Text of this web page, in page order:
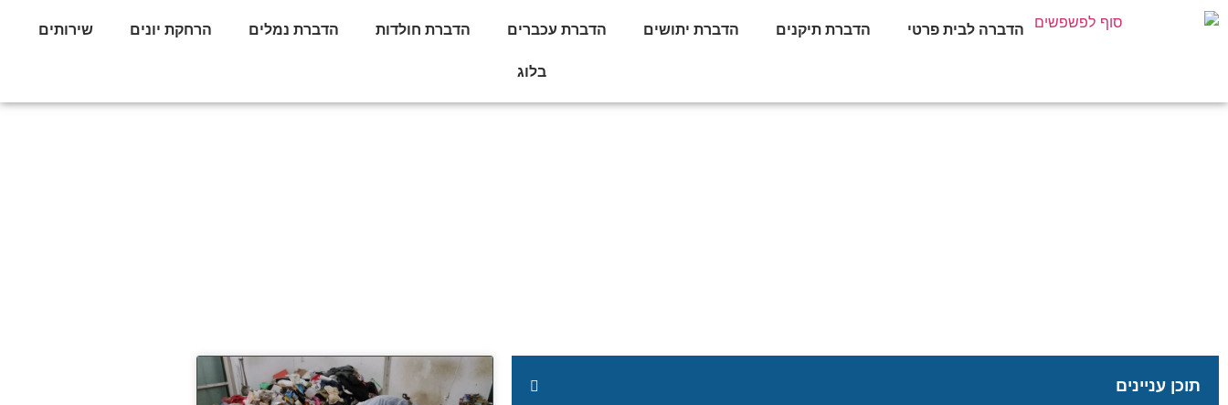
הדברה לבית פרטי הדברת תיקנים הדברת יתושים הדברת עכברים הדברת חולדות הדברת נמלים הרחקת יונים שירותים
בלוג
תוכן עניינים